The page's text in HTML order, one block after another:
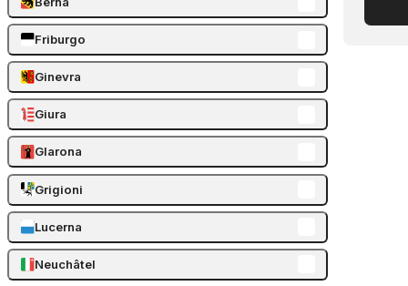
Friburgo
Ginevra
Giura
Glarona
Grigioni
Lucerna
Neuchâtel